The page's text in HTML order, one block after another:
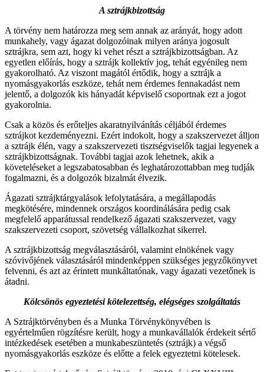
A sztrájkbizottság
A törvény nem határozza meg sem annak az arányát, hogy adott
munkahely, vagy ágazat dolgozóinak milyen aránya jogosult
sztrájkra, sem azt, hogy ki vehet részt a sztrájkbizottságban. Az
egyetlen előírás, hogy a sztrájk kollektív jog, tehát egyénileg nem
gyakorolható. Az viszont magától értődik, hogy a sztrájk a
nyomásgyakorlás eszköze, tehát nem érdemes fennakadást nem
jelentő, a dolgozók kis hányadát képviselő csoportnak ezt a jogot
gyakorolnia.
Csak a közös és erőteljes akaratnyilvánítás céljából érdemes
sztrájkot kezdeményezni. Ezért indokolt, hogy a szakszervezet álljon
a sztrájk élén, vagy a szakszervezeti tisztségviselők tagjai legyenek a
sztrájkbizottságnak. További tagjai azok lehetnek, akik a
követeléseket a legszabatosabban és leghatározottabban meg tudják
fogalmazni, és a dolgozók bizalmát élvezik.
Ágazati sztrájktárgyalások lefolytatására, a megállapodás
megkötésére, mindennek országos koordinálására pedig csak
megfelelő apparátussal rendelkező ágazati szakszervezet, vagy
szakszervezeti csoport, szövetség vállalkozhat sikerrel.
A sztrájkbizottság megválasztásáról, valamint elnökének vagy
szóvivőjének választásáról mindenképpen szükséges jegyzőkönyvet
felvenni, és azt az érintett munkáltatónak, vagy ágazati vezetőnek is
átadni.
Kölcsönös egyeztetési kötelezettség, elégséges szolgáltatás
A Sztrájktörvényben és a Munka Törvénykönyvében is
egyértelműen rögzítésre került, hogy a munkavállalók érdekeit sértő
intézkedések esetében a munkabeszüntetés (sztrájk) a végső
nyomásgyakorlás eszköze és előtte a felek egyeztetni kötelesek.